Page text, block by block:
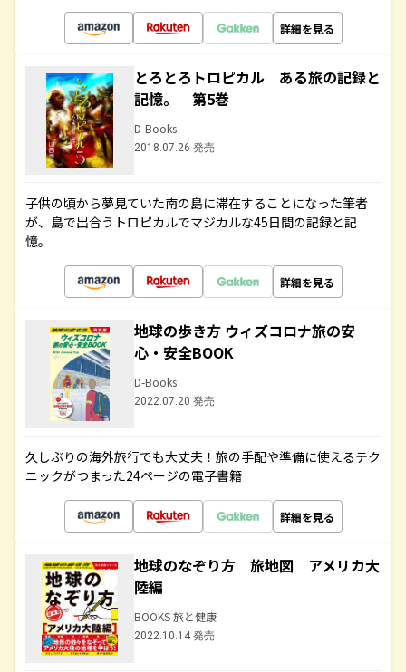
詳細を見る
とろとろトロピカル ある旅の記録と
記憶。 第5巻
D-Books
2018.07.26 発売
子供の頃から夢見ていた南の島に滞在することになった筆者
が、島で出合うトロピカルでマジカルな45日間の記録と記
憶。
詳細を見る
地球の歩き方 ウィズコロナ旅の安
心・安全BOOK
D-Books
2022.07.20 発売
久しぶりの海外旅行でも大丈夫！旅の手配や準備に使えるテク
ニックがつまった24ページの電子書籍
詳細を見る
地球のなぞり方 旅地図 アメリカ大
陸編
BOOKS 旅と健康
2022.10.14 発売